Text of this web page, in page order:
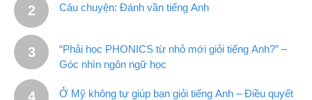
Câu chuyện: Đánh vần tiếng Anh
“Phải học PHONICS từ nhỏ mới giỏi tiếng Anh?” –
Góc nhìn ngôn ngữ học
Ở Mỹ không tự giúp bạn giỏi tiếng Anh – Điều quyết